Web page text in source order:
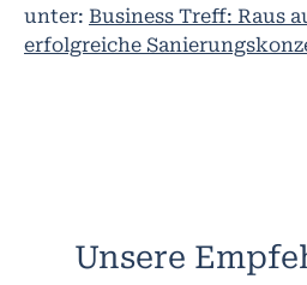
unter: Business Treff: Raus
erfolgreiche
Unsere